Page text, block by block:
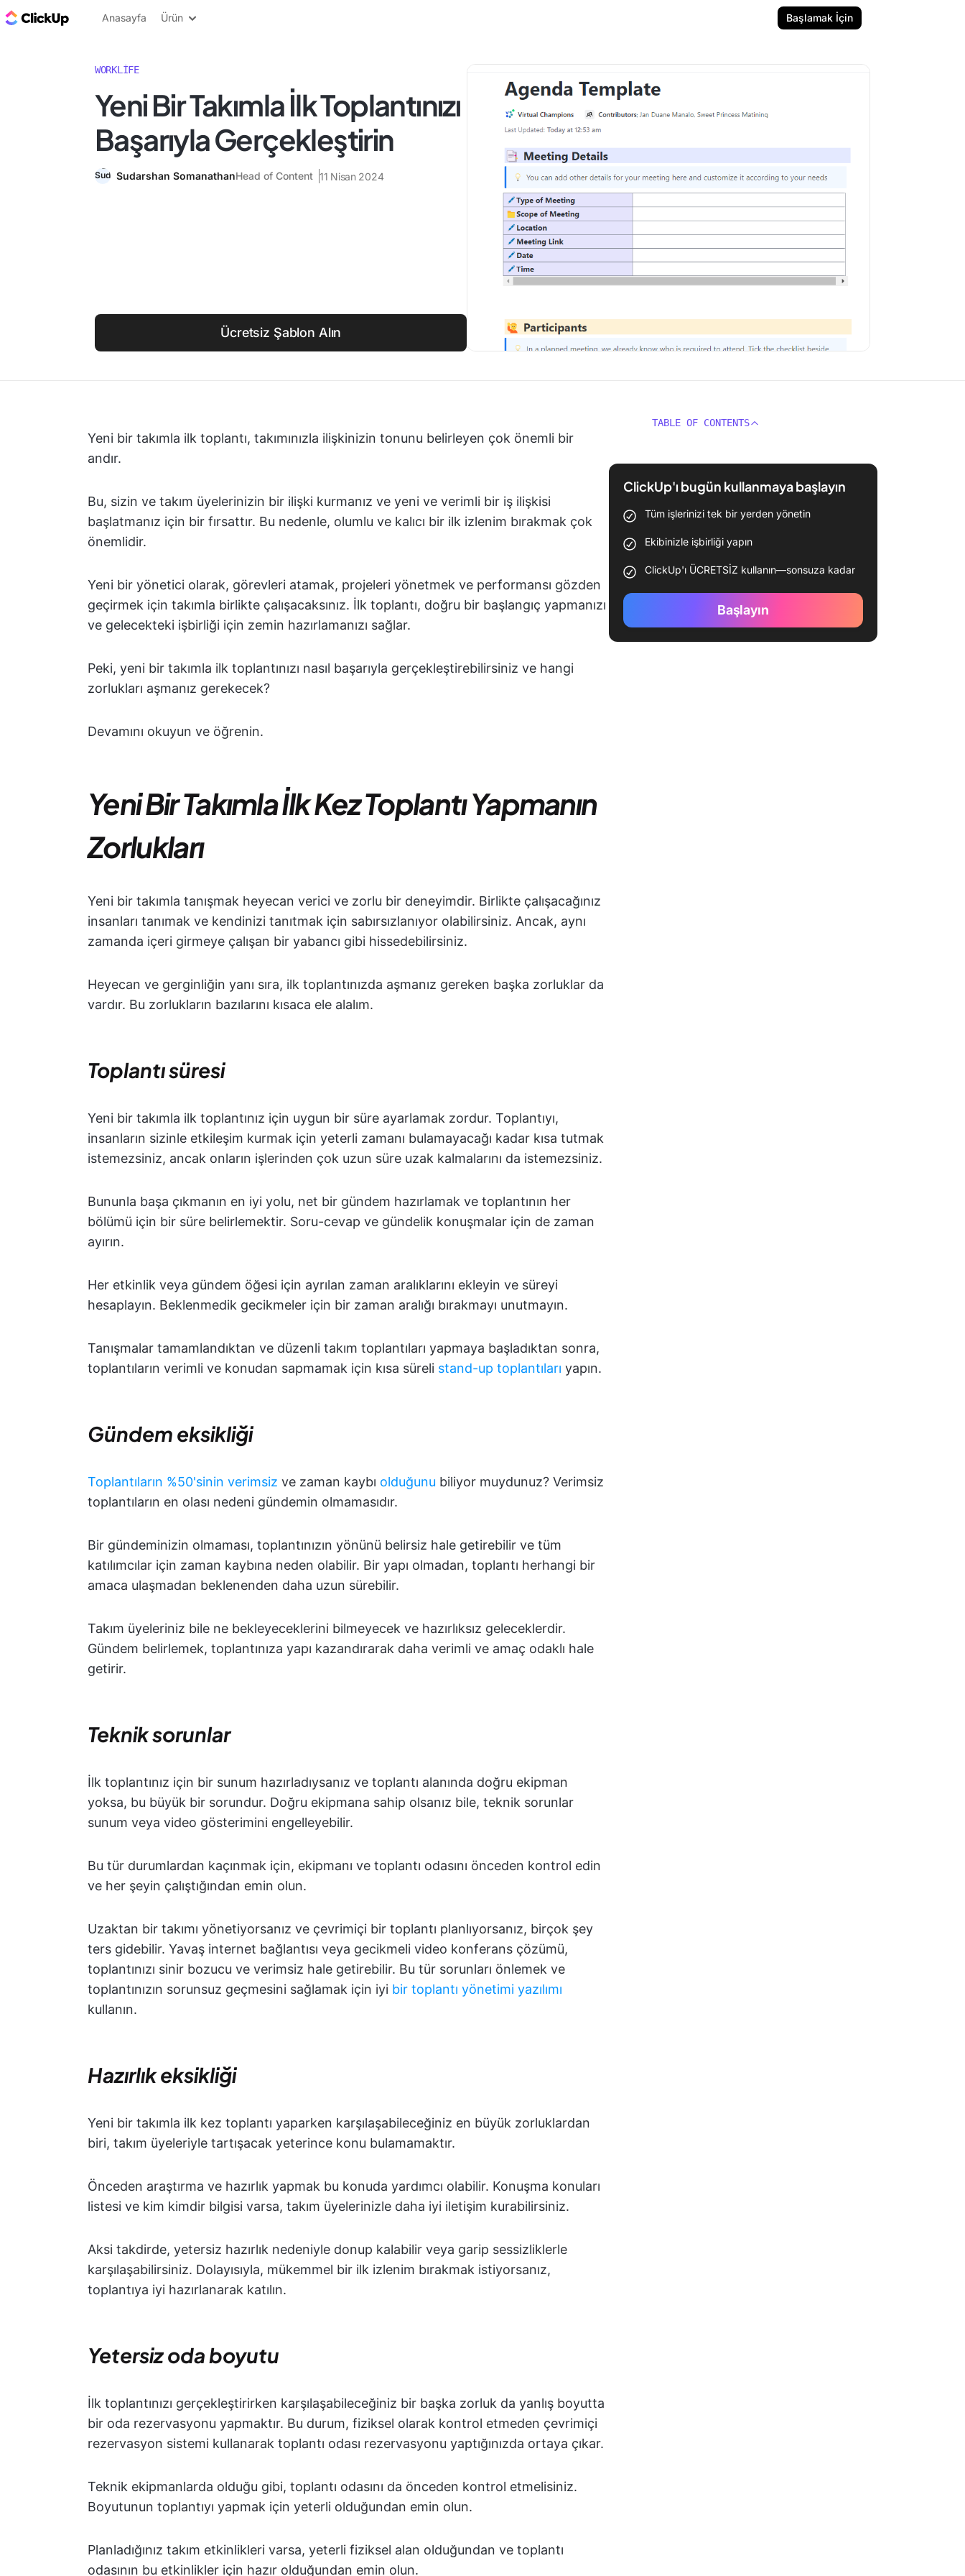
ClickUp Blog
Anasayfa Ürün Başlamak İçin
WORKLIFE
Yeni Bir Takımla İlk Toplantınızı
Başarıyla Gerçekleştirin
Sudarshan SomanathanHead of Content 11 Nisan 2024
Ücretsiz Şablon Alın
Yeni bir takımla ilk toplantı, takımınızla ilişkinizin tonunu belirleyen çok önemli bir
andır.
Bu, sizin ve takım üyelerinizin bir ilişki kurmanız ve yeni ve verimli bir iş ilişkisi
başlatmanız için bir fırsattır. Bu nedenle, olumlu ve kalıcı bir ilk izlenim bırakmak çok
önemlidir.
Yeni bir yönetici olarak, görevleri atamak, projeleri yönetmek ve performansı gözden
geçirmek için takımla birlikte çalışacaksınız. İlk toplantı, doğru bir başlangıç yapmanızı
ve gelecekteki işbirliği için zemin hazırlamanızı sağlar.
Peki, yeni bir takımla ilk toplantınızı nasıl başarıyla gerçekleştirebilirsiniz ve hangi
zorlukları aşmanız gerekecek?
Devamını okuyun ve öğrenin.
Yeni Bir Takımla İlk Kez Toplantı Yapmanın
Zorlukları
Yeni bir takımla tanışmak heyecan verici ve zorlu bir deneyimdir. Birlikte çalışacağınız
insanları tanımak ve kendinizi tanıtmak için sabırsızlanıyor olabilirsiniz. Ancak, aynı
zamanda içeri girmeye çalışan bir yabancı gibi hissedebilirsiniz.
Heyecan ve gerginliğin yanı sıra, ilk toplantınızda aşmanız gereken başka zorluklar da
vardır. Bu zorlukların bazılarını kısaca ele alalım.
Toplantı süresi
Yeni bir takımla ilk toplantınız için uygun bir süre ayarlamak zordur. Toplantıyı,
insanların sizinle etkileşim kurmak için yeterli zamanı bulamayacağı kadar kısa tutmak
istemezsiniz, ancak onların işlerinden çok uzun süre uzak kalmalarını da istemezsiniz.
Bununla başa çıkmanın en iyi yolu, net bir gündem hazırlamak ve toplantının her
bölümü için bir süre belirlemektir. Soru-cevap ve gündelik konuşmalar için de zaman
ayırın.
Her etkinlik veya gündem öğesi için ayrılan zaman aralıklarını ekleyin ve süreyi
hesaplayın. Beklenmedik gecikmeler için bir zaman aralığı bırakmayı unutmayın.
Tanışmalar tamamlandıktan ve düzenli takım toplantıları yapmaya başladıktan sonra,
toplantıların verimli ve konudan sapmamak için kısa süreli stand-up toplantıları yapın.
Gündem eksikliği
Toplantıların %50'sinin verimsiz ve zaman kaybı olduğunu biliyor muydunuz? Verimsiz
toplantıların en olası nedeni gündemin olmamasıdır.
Bir gündeminizin olmaması, toplantınızın yönünü belirsiz hale getirebilir ve tüm
katılımcılar için zaman kaybına neden olabilir. Bir yapı olmadan, toplantı herhangi bir
amaca ulaşmadan beklenenden daha uzun sürebilir.
Takım üyeleriniz bile ne bekleyeceklerini bilmeyecek ve hazırlıksız geleceklerdir.
Gündem belirlemek, toplantınıza yapı kazandırarak daha verimli ve amaç odaklı hale
getirir.
Teknik sorunlar
İlk toplantınız için bir sunum hazırladıysanız ve toplantı alanında doğru ekipman
yoksa, bu büyük bir sorundur. Doğru ekipmana sahip olsanız bile, teknik sorunlar
sunum veya video gösterimini engelleyebilir.
Bu tür durumlardan kaçınmak için, ekipmanı ve toplantı odasını önceden kontrol edin
ve her şeyin çalıştığından emin olun.
Uzaktan bir takımı yönetiyorsanız ve çevrimiçi bir toplantı planlıyorsanız, birçok şey
ters gidebilir. Yavaş internet bağlantısı veya gecikmeli video konferans çözümü,
toplantınızı sinir bozucu ve verimsiz hale getirebilir. Bu tür sorunları önlemek ve
toplantınızın sorunsuz geçmesini sağlamak için iyi bir toplantı yönetimi yazılımı
kullanın.
Hazırlık eksikliği
Yeni bir takımla ilk kez toplantı yaparken karşılaşabileceğiniz en büyük zorluklardan
biri, takım üyeleriyle tartışacak yeterince konu bulamamaktır.
Önceden araştırma ve hazırlık yapmak bu konuda yardımcı olabilir. Konuşma konuları
listesi ve kim kimdir bilgisi varsa, takım üyelerinizle daha iyi iletişim kurabilirsiniz.
Aksi takdirde, yetersiz hazırlık nedeniyle donup kalabilir veya garip sessizliklerle
karşılaşabilirsiniz. Dolayısıyla, mükemmel bir ilk izlenim bırakmak istiyorsanız,
toplantıya iyi hazırlanarak katılın.
Yetersiz oda boyutu
İlk toplantınızı gerçekleştirirken karşılaşabileceğiniz bir başka zorluk da yanlış boyutta
bir oda rezervasyonu yapmaktır. Bu durum, fiziksel olarak kontrol etmeden çevrimiçi
rezervasyon sistemi kullanarak toplantı odası rezervasyonu yaptığınızda ortaya çıkar.
Teknik ekipmanlarda olduğu gibi, toplantı odasını da önceden kontrol etmelisiniz.
Boyutunun toplantıyı yapmak için yeterli olduğundan emin olun.
Planladığınız takım etkinlikleri varsa, yeterli fiziksel alan olduğundan ve toplantı
odasının bu etkinlikler için hazır olduğundan emin olun.
TABLE OF CONTENTS
ClickUp'ı bugün kullanmaya başlayın
Tüm işlerinizi tek bir yerden yönetin
Ekibinizle işbirliği yapın
ClickUp'ı ÜCRETSİZ kullanın—sonsuza kadar
Başlayın